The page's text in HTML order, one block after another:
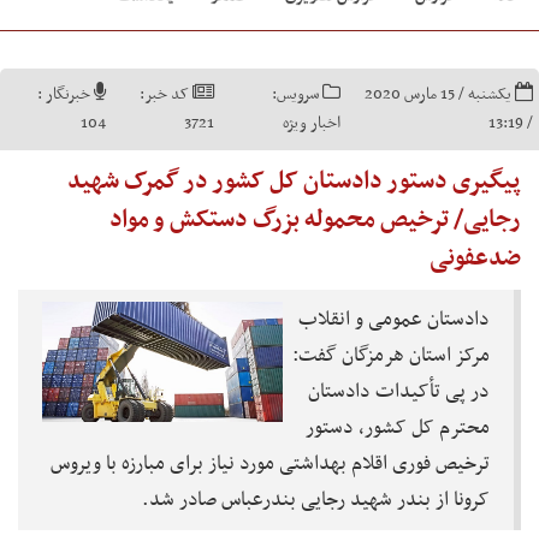
یکشنبه / 15 مارس 2020
/ 13:19
سرویس:
اخبار ویژه
کد خبر:
3721
خبرنگار :
104
پیگیری دستور دادستان کل کشور در گمرک شهید
رجایی/ ترخیص محموله بزرگ دستکش و مواد
ضدعفونی
دادستان عمومی و انقلاب
مرکز استان هرمزگان گفت:
در پی تأکیدات دادستان
محترم کل کشور، دستور
ترخیص فوری اقلام بهداشتی مورد نیاز برای مبارزه با ویروس
کرونا از بندر شهید رجایی بندرعباس صادر شد.